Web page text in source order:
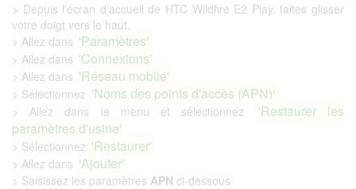
> Depuis l'écran d'accueil de HTC Wildfire E2 Play, faites glisser
votre doigt vers le haut.
> Allez dans 'Paramètres'
> Allez dans 'Connexions'
> Allez dans 'Réseau mobile'
> Sélectionnez 'Noms des points d'accès (APN)'
> Allez dans le menu et sélectionnez
'Restaurer les
paramètres d'usine'
> Sélectionnez 'Restaurer'
> Allez dans 'Ajouter'
> Saisissez les paramètres APN ci-dessous